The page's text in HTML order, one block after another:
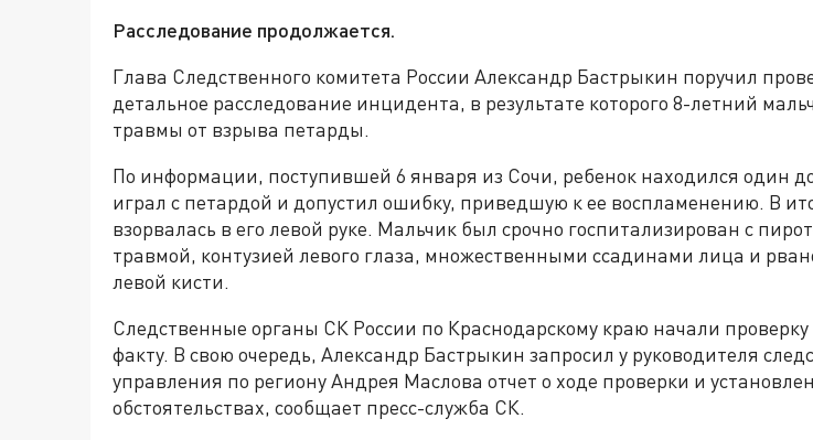
Расследование продолжается.
Глава Следственного комитета России Александр Бастрыкин поручил
детальное расследование инцидента, в результате которого 8-летний
травмы от взрыва петарды.
По информации, поступившей 6 января из Сочи, ребенок находился один
играл с петардой и допустил ошибку, приведшую к ее воспламенению. В
взорвалась в его левой руке. Мальчик был срочно госпитализирован с
травмой, контузией левого глаза, множественными ссадинами лица и
левой кисти.
Следственные органы СК России по Краснодарскому краю начали
факту. В свою очередь, Александр Бастрыкин запросил у руководителя
управления по региону Андрея Маслова отчет о ходе проверки и
обстоятельствах, сообщает пресс-служба СК.